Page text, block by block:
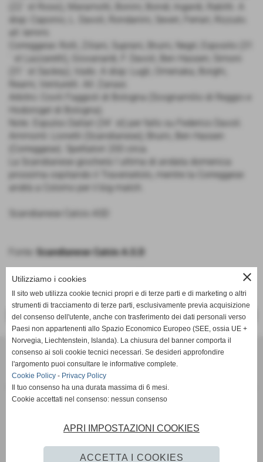
(22´ st Rossi), Maramotti, Bonini; Bondi; Ingardi, Rabitti. A
disp: Caponio, L. Davoli, Rondanini, Severi, Ferrari, Rizzuto.
all: Iemmi.
Correggese: Rolli, Ziliani, Suprani, Bruini, Negri; Esposito (31
´ st Lazzaretti), Giovanardi, F. Davoli, Ben Hassen; Simoni
(31´ st Sackey), Vado. A disp: Lugli, Omenaka, Borghi,
Reami, Venturelli. All: Zanasi.
Arbitro: Covili Faggioli di Bologna (Scognamilio di Reggio e
Hodorogel di Bologna).
Note. Espulso Dallari (34´ st) per fallo su Federico Davoli.
Ammonti: Lionetti (Scandianese); Bruini, Ben Hassen
(Correggese). Spettatori 200 circa.
La Scandianese giocherà l´ultima di andata domenica
prossima ospitando il Traversetolo, mentre la Correggese
andrà a Colorno per il big match.
Scandianese Calcio ASD
Scandianese Calcio A.S.D
<< PRECEDENTE SUCCESSIVO >>
SCANDIANESE CALCIO - ASSOCIAZIONE SPORTIVA DILETTANTISTICA
v. Dell´Eco 10 int. 1 Chiozza - 42019 Scandiano (Reggio Emilia)
P.I. Partita IVA 02444480350 C.F Codice Fiscale 91152640354
Via Dell´Eco n.° 10 - Chiozza -42019 - SCANDIANO - REGGIO EMILIA - 42019 - SCANDIANO (REGGIO EMILIA)
Tel. 0522 855072 Fax 0522 765574
Tutte le foto presenti nel sito e le Foto Gallery sono esclusiva proprieta´ della societa´ " Scandianese
close
Utilizziamo i cookies
Il sito web utilizza cookie tecnici propri e di terze parti e di marketing o altri
strumenti di tracciamento di terze parti, esclusivamente previa acquisizione
del consenso dell'utente, anche con trasferimento dei dati personali verso
Paesi non appartenenti allo Spazio Economico Europeo (SEE, ossia UE +
Norvegia, Liechtenstein, Islanda). La chiusura del banner comporta il
consenso ai soli cookie tecnici necessari. Se desideri approfondire
l'argomento puoi consultare le informative complete.
Cookie Policy - Privacy Policy
Il tuo consenso ha una durata massima di 6 mesi.
Cookie accettati nel consenso: nessun consenso
APRI IMPOSTAZIONI COOKIES
ACCETTA I COOKIES